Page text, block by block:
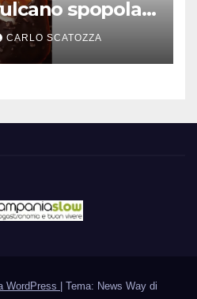
spopola,
CARLO SCATOZZA
WordPress Tema: News Way di